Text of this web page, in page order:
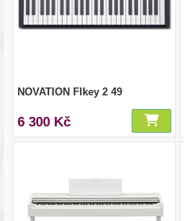
NOVATION Flkey 2 49
6 300 Kč